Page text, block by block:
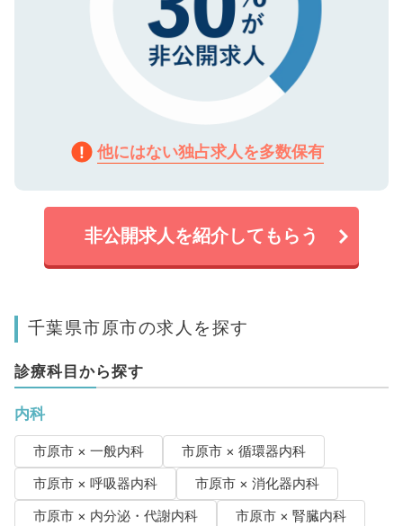
他にはない独占求人を多数保有
非公開求人を紹介してもらう
千葉県市原市の求人を探す
診療科目から探す
内科
市原市 × 一般内科
市原市 × 循環器内科
市原市 × 呼吸器内科
市原市 × 消化器内科
市原市 × 内分泌・代謝内科
市原市 × 腎臓内科